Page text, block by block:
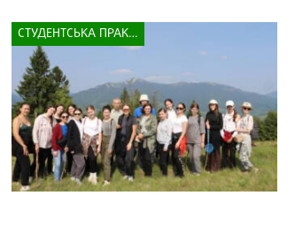
СТУДЕНТСЬКА ПРАКТИКА